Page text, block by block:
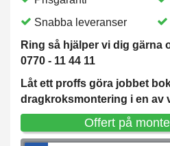
Snabba leveranser
Ring så hjälper vi dig gärna
0770 - 11 44 11
Låt ett proffs göra jobbet
dragkroksmontering i en av
Offert på